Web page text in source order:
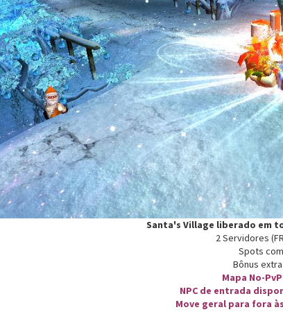
Santa's Village liberado em
2 Servidores
Spots
Bônus
Mapa No-
NPC de entrada
Move geral para fora